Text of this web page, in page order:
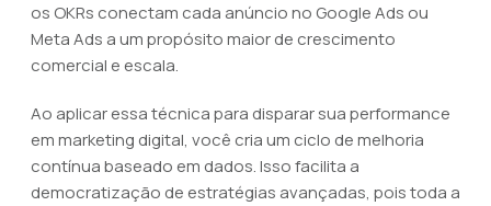
os OKRs conectam cada anúncio no Google Ads ou
Meta Ads a um propósito maior de crescimento
comercial e escala.
Ao aplicar essa técnica para disparar sua performance
em marketing digital, você cria um ciclo de melhoria
contínua baseado em dados. Isso facilita a
democratização de estratégias avançadas, pois toda a